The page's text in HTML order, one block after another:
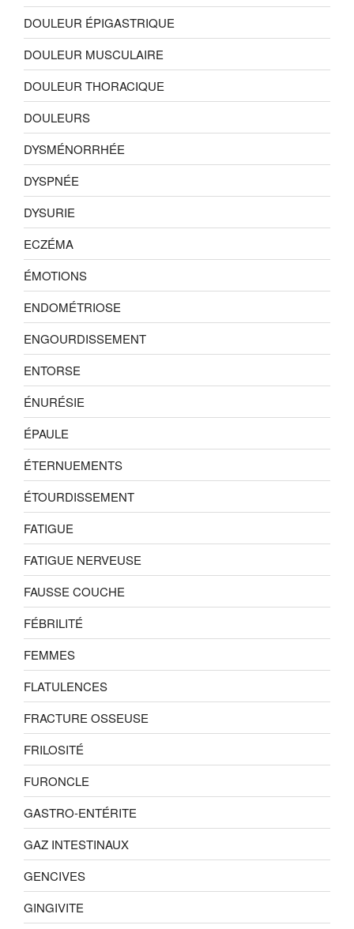
DOULEUR ÉPIGASTRIQUE
DOULEUR MUSCULAIRE
DOULEUR THORACIQUE
DOULEURS
DYSMÉNORRHÉE
DYSPNÉE
DYSURIE
ECZÉMA
ÉMOTIONS
ENDOMÉTRIOSE
ENGOURDISSEMENT
ENTORSE
ÉNURÉSIE
ÉPAULE
ÉTERNUEMENTS
ÉTOURDISSEMENT
FATIGUE
FATIGUE NERVEUSE
FAUSSE COUCHE
FÉBRILITÉ
FEMMES
FLATULENCES
FRACTURE OSSEUSE
FRILOSITÉ
FURONCLE
GASTRO-ENTÉRITE
GAZ INTESTINAUX
GENCIVES
GINGIVITE